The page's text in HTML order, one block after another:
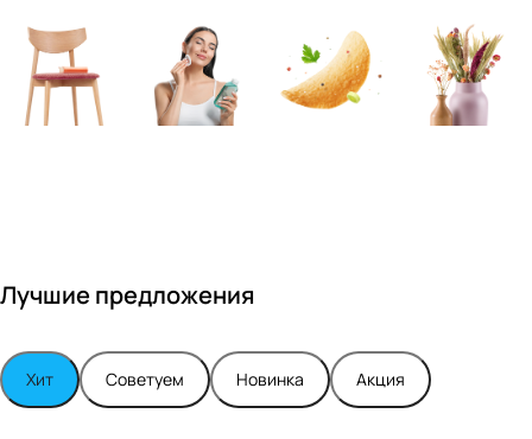
Турским
Лучшие предложения
Хит Советуем Новинка Акция